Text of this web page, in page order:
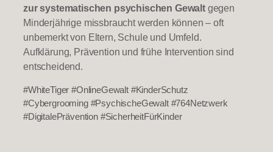
zur systematischen psychischen Gewaltgegen
Minderjährige missbraucht werden können – oft
unbemerkt von Eltern, Schule und Umfeld.
Aufklärung, Prävention und frühe Intervention sind
entscheidend.
#WhiteTiger #OnlineGewalt #KinderSchutz
#Cybergrooming #PsychischeGewalt #764Netzwerk
#DigitalePrävention #SicherheitFürKinder